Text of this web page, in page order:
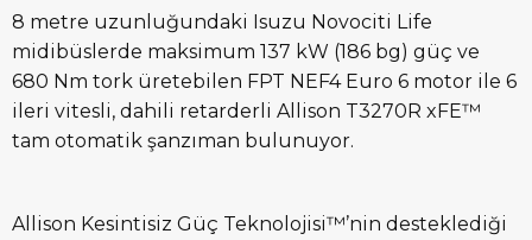
8 metre uzunluğundaki Isuzu Novociti Life
midibüslerde maksimum 137 kW (186 bg) güç ve
680 Nm tork üretebilen FPT NEF4 Euro 6 motor ile 6
ileri vitesli, dahili retarderli Allison T3270R xFE™
tam otomatik şanzıman bulunuyor.
Allison Kesintisiz Güç Teknolojisi™’nin desteklediği